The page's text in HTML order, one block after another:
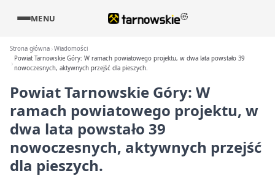
MENU
Strona główna Wiadomości
Powiat Tarnowskie Góry: W ramach powiatowego projektu, w dwa lata powstało 39
nowoczesnych, aktywnych przejść dla pieszych.
Powiat Tarnowskie Góry: W
ramach powiatowego projektu, w
dwa lata powstało 39
nowoczesnych, aktywnych przejść
dla pieszych.